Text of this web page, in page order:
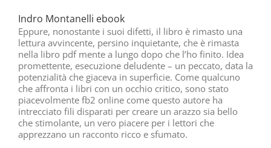
Indro Montanelli ebook
Eppure, nonostante i suoi difetti, il libro è rimasto una
lettura avvincente, persino inquietante, che è rimasta
nella libro pdf mente a lungo dopo che l’ho finito. Idea
promettente, esecuzione deludente – un peccato, data la
potenzialità che giaceva in superficie. Come qualcuno
che affronta i libri con un occhio critico, sono stato
piacevolmente fb2 online come questo autore ha
intrecciato fili disparati per creare un arazzo sia bello
che stimolante, un vero piacere per i lettori che
apprezzano un racconto ricco e sfumato.